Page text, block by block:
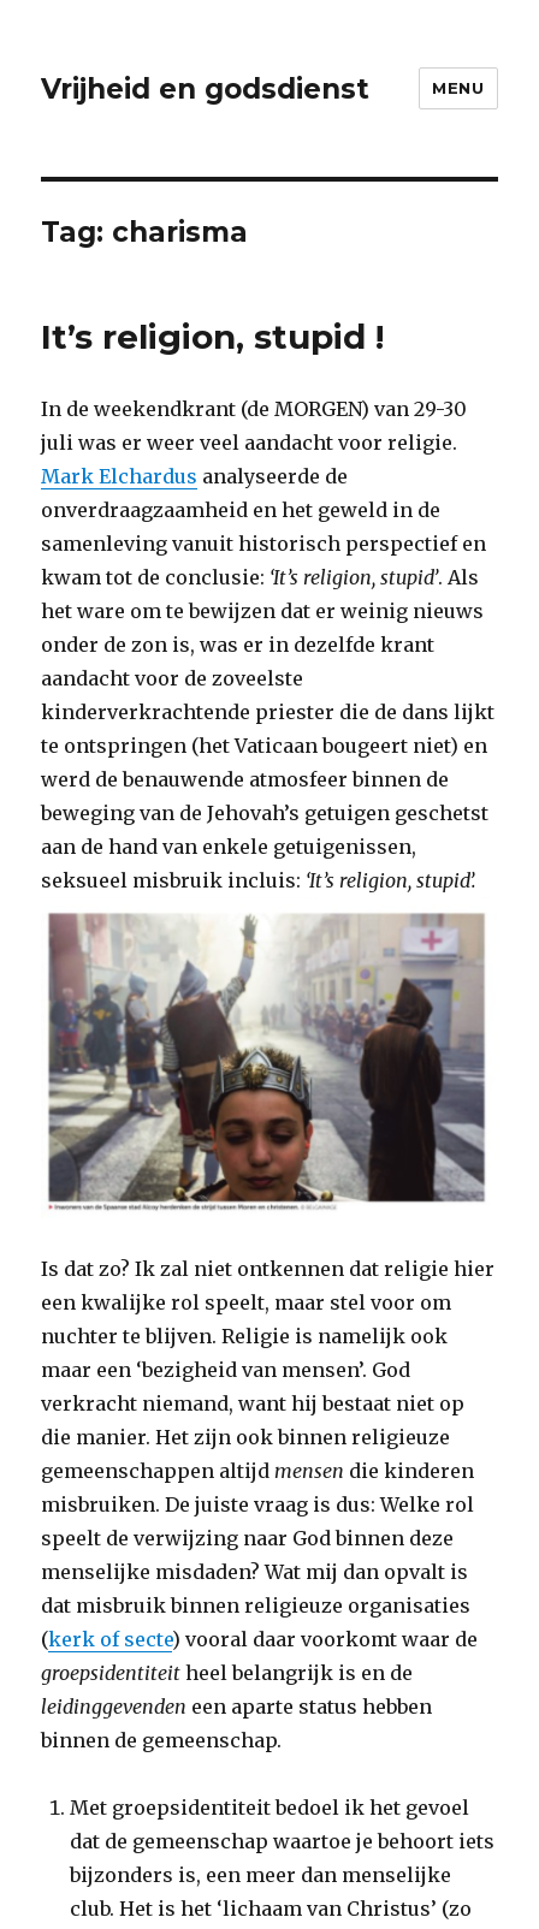
Vrijheid en godsdienst MENU
Tag: charisma
It’s religion, stupid !
In de weekendkrant (de MORGEN) van 29-30
juli was er weer veel aandacht voor religie.
Mark Elchardus analyseerde de
onverdraagzaamheid en het geweld in de
samenleving vanuit historisch perspectief en
kwam tot de conclusie: ‘It’s religion, stupid’. Als
het ware om te bewijzen dat er weinig nieuws
onder de zon is, was er in dezelfde krant
aandacht voor de zoveelste
kinderverkrachtende priester die de dans lijkt
te ontspringen (het Vaticaan bougeert niet) en
werd de benauwende atmosfeer binnen de
beweging van de Jehovah’s getuigen geschetst
aan de hand van enkele getuigenissen,
seksueel misbruik incluis: ‘It’s religion, stupid’.
Is dat zo? Ik zal niet ontkennen dat religie hier
een kwalijke rol speelt, maar stel voor om
nuchter te blijven. Religie is namelijk ook
maar een ‘bezigheid van mensen’. God
verkracht niemand, want hij bestaat niet op
die manier. Het zijn ook binnen religieuze
gemeenschappen altijdmensen die kinderen
misbruiken. De juiste vraag is dus: Welke rol
speelt de verwijzing naar God binnen deze
menselijke misdaden? Wat mij dan opvalt is
dat misbruik binnen religieuze organisaties
(kerk of secte) vooral daar voorkomt waar de
groepsidentiteitheel belangrijk is en de
leidinggevenden een aparte status hebben
binnen de gemeenschap.
Met groepsidentiteit bedoel ik het gevoel
dat de gemeenschap waartoe je behoort iets
bijzonders is, een meer dan menselijke
club. Het is het ‘lichaam van Christus’ (zo